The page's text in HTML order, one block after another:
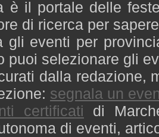
è il portale delle
di ricerca per
gli eventi per
puoi selezionare gli
dalla redazione,
segnala un
certificati di
di eventi,